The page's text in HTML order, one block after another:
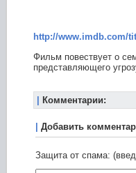
http://www.imdb.com/
Фильм повествует о
представляющего
Комментарии:
Добавить
Защита от спама: